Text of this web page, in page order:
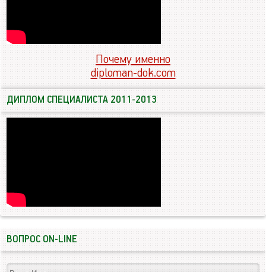
Почему именно
diploman-dok.com
ДИПЛОМ СПЕЦИАЛИСТА 2011-2013
ВОПРОС ON-LINE